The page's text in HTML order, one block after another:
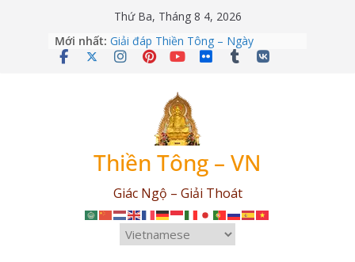
Thứ Ba, Tháng 8 4, 2026
Mới nhất: Giải đáp Thiền Tông – Ngày
12/04/2026
Giải đáp Thiền Tông – Ngày
25/07/2026
Giải đáp Thiền Tông – Ngày
17/06/2026
Giải đáp Thiền Tông – Ngày
Thiền Tông – VN
Giác Ngộ – Giải Thoát